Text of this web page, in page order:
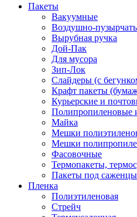
Пакеты
Вакуумные
Воздушно-
Вырубная ручка
Дой-Пак
Для мусора
Зип-Лок
Слайдеры (с
Крафт пакеты
Курьерские и
Майка
Мешки
Мешки
Фасовочные
Термопакеты,
Пакеты под саженцы
Пленка
Полиэтиленовая
Стрейч